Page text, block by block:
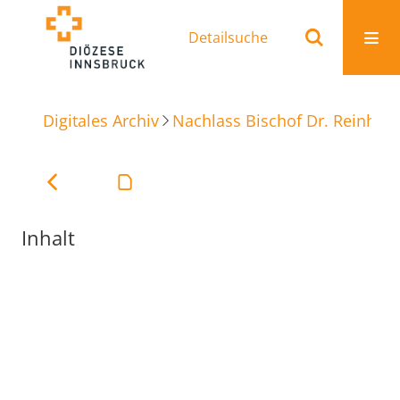
Detailsuche
Digitales Archiv Nachlass Bischof Dr.
Inhalt